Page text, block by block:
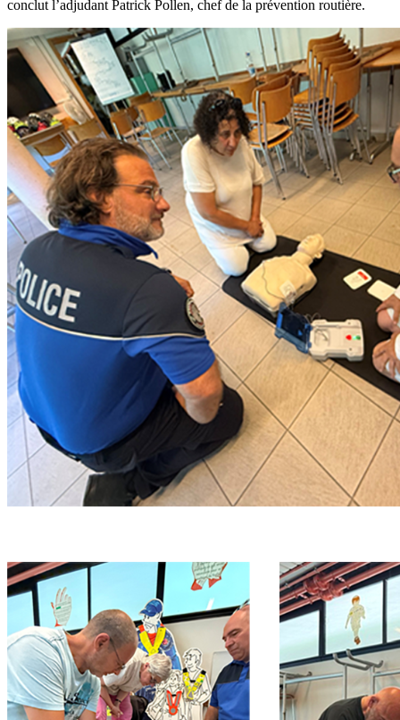
conclut l’adjudant Patrick Pollen, chef de la prévention routière.